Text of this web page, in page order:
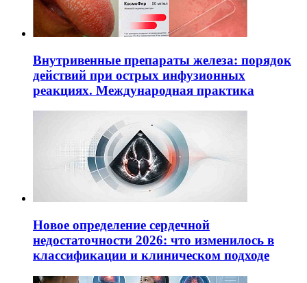
Внутривенные препараты железа: порядок
действий при острых инфузионных
реакциях. Международная практика
Новое определение сердечной
недостаточности 2026: что изменилось в
классификации и клиническом подходе